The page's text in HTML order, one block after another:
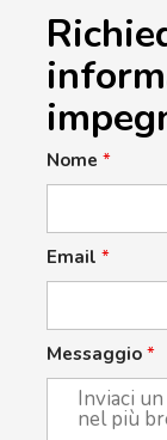
Nome *
Email *
Messaggio *